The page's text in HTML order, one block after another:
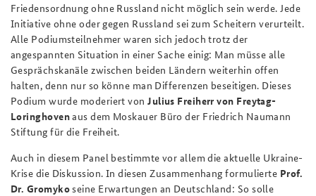
Friedensordnung ohne Russland nicht möglich sein werde. Jede
Initiative ohne oder gegen Russland sei zum Scheitern verurteilt.
Alle Podiumsteilnehmer waren sich jedoch trotz der
angespannten Situation in einer Sache einig: Man müsse alle
Gesprächskanäle zwischen beiden Ländern weiterhin offen
halten, denn nur so könne man Differenzen beseitigen. Dieses
Podium wurde moderiert vonJulius Freiherr von Freytag-
Loringhovenaus dem Moskauer Büro der Friedrich Naumann
Stiftung für die Freiheit.
Auch in diesem Panel bestimmte vor allem die aktuelle Ukraine-
Krise die Diskussion. In diesen Zusammenhang formulierte Prof.
Dr. Gromykoseine Erwartungen an Deutschland: So solle